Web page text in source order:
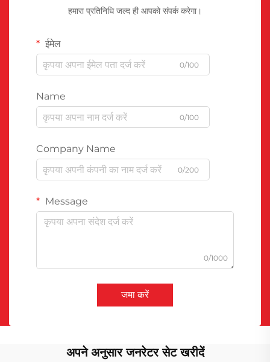
हमारा प्रतिनिधि जल्द ही आपको संपर्क करेगा।
ईमेल
0/100
Name
0/100
Company Name
0/200
Message
0/1000
जमा करें
अपने अनुसार जनरेटर सेट खरीदें